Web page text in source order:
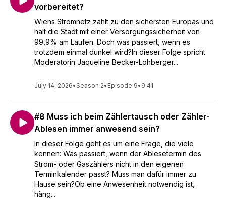
vorbereitet?
Wiens Stromnetz zählt zu den sichersten Europas und
hält die Stadt mit einer Versorgungssicherheit von
99,9% am Laufen. Doch was passiert, wenn es
trotzdem einmal dunkel wird?In dieser Folge spricht
Moderatorin Jaqueline Becker-Lohberger...
July 14, 2026•Season 2• Episode 9• 9:41
#8 Muss ich beim Zählertausch oder Zähler-
Ablesen immer anwesend sein?
In dieser Folge geht es um eine Frage, die viele
kennen: Was passiert, wenn der Ablesetermin des
Strom- oder Gaszählers nicht in den eigenen
Terminkalender passt? Muss man dafür immer zu
Hause sein?Ob eine Anwesenheit notwendig ist,
häng...